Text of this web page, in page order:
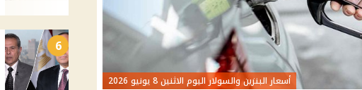
أسعار البنزين والسولار اليوم الاثنين 8 يونيو 2026
6